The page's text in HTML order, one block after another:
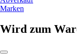
Marken
Wird zum